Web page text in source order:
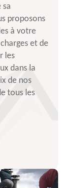
sa
proposons
à votre
et de
les
dans la
de nos
tous les